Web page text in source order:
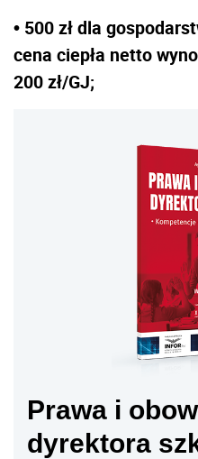
• 500 zł dla
cena ciepła netto
200 zł/GJ;
Prawa i
dyrektora